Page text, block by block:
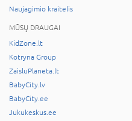
Naujagimio kraitelis
MŪSŲ DRAUGAI
KidZone.lt
Kotryna Group
ZaisluPlaneta.lt
BabyCity.lv
BabyCity.ee
Jukukeskus.ee